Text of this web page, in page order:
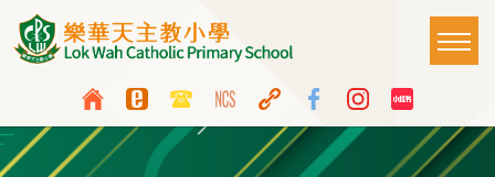
移至主內容
Top
Media
Icon
Language
switcher
Main